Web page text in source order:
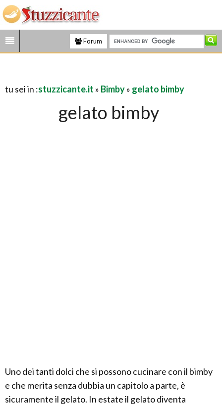
Forum
tu sei in :stuzzicante.it » Bimby» gelato bimby
gelato bimby
Uno dei tanti dolci che si possono cucinare con il bimby
e che merita senza dubbia un capitolo a parte, è
sicuramente il gelato. In estate il gelato diventa